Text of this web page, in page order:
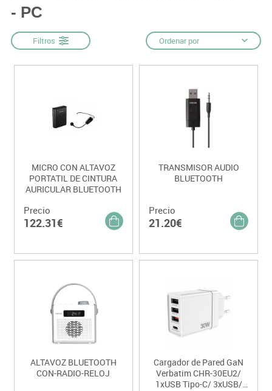
- PC
Filtros Ordenar por
MICRO CON ALTAVOZ
PORTATIL DE CINTURA
AURICULAR BLUETOOTH
Precio
122.31€
TRANSMISOR AUDIO
BLUETOOTH
Precio
21.20€
ALTAVOZ BLUETOOTH
CON-RADIO-RELOJ
Cargador de Pared GaN
Verbatim CHR-30EU2/
1xUSB Tipo-C/ 3xUSB/